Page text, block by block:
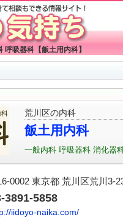
呼吸器科【飯土用内科】
荒川区の内科
飯土用内科
一般内科 呼吸器科 消化器
0002 東京都 荒川区荒川3-
3891-5858
iidoyo-naika.com/